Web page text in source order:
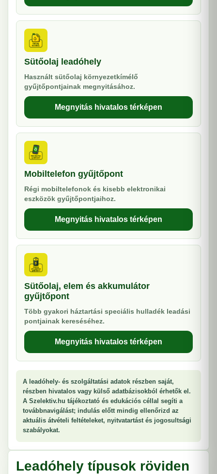
Sütőolaj leadóhely
Használt sütőolaj környezetkímélő
gyűjtőpontjainak megnyitásához.
Megnyitás hivatalos térképen
Mobiltelefon gyűjtőpont
Régi mobiltelefonok és kisebb elektronikai
eszközök gyűjtőpontjaihoz.
Megnyitás hivatalos térképen
Sütőolaj, elem és akkumulátor
gyűjtőpont
Több gyakori háztartási speciális hulladék leadási
pontjainak kereséséhez.
Megnyitás hivatalos térképen
A leadóhely- és szolgáltatási adatok részben saját,
részben hivatalos vagy külső adatbázisokból érhetők el.
A Szelektiv.hu tájékoztató és edukációs céllal segíti a
továbbnavigálást; indulás előtt mindig ellenőrizd az
aktuális átvételi feltételeket, nyitvatartást és jogosultsági
szabályokat.
Leadóhely típusok röviden